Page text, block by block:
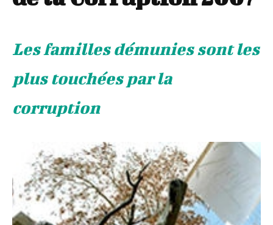
Les familles démunies sont les
plus touchées par la
corruption